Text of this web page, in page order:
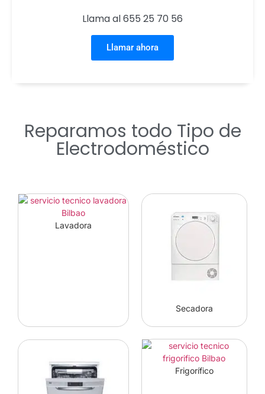
Llama al 655 25 70 56
Llamar ahora
Reparamos todo Tipo de
Electrodoméstico
Lavadora
Secadora
Frigorífico